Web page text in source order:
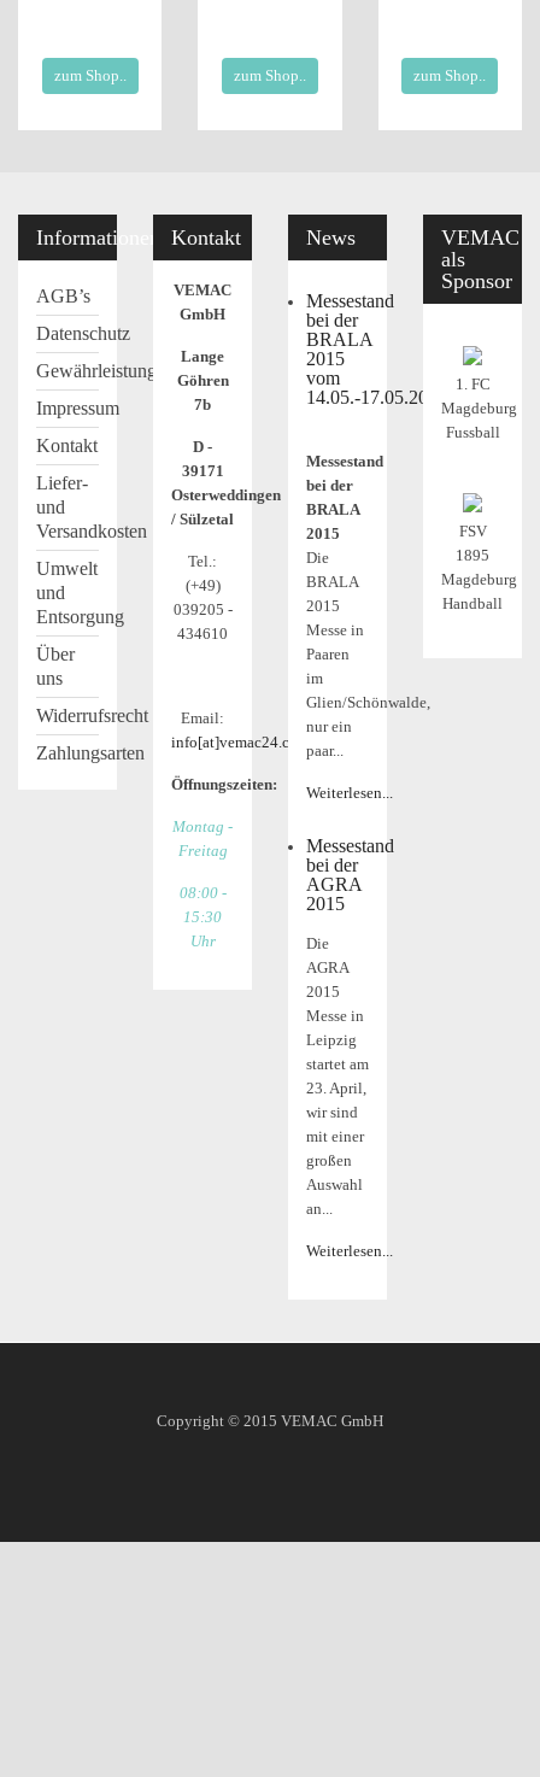
zum Shop.. zum Shop.. zum Shop..
Informationen
AGB’s
Datenschutz
Gewährleistung
Impressum
Kontakt
Liefer-
und
Versandkosten
Umwelt
und
Entsorgung
Über
uns
Widerrufsrecht
Zahlungsarten
Kontakt
VEMAC
GmbH
Lange
Göhren
7b
D -
39171
Osterweddingen
/ Sülzetal
Tel.:
(+49)
039205 -
434610
Email:
info[at]vemac24.com
Öffnungszeiten:
Montag -
Freitag
08:00 -
15:30
Uhr
News
Messestand
bei der
BRALA
2015
vom
14.05.-17.05.2015
Messestand
bei der
BRALA
2015
Die
BRALA
2015
Messe in
Paaren
im
Glien/Schönwalde,
nur ein
paar...
Weiterlesen...
Messestand
bei der
AGRA
2015
Die
AGRA
2015
Messe in
Leipzig
startet am
23. April,
wir sind
mit einer
großen
Auswahl
an...
Weiterlesen...
VEMAC
als
Sponsor
1. FC
Magdeburg
Fussball
FSV
1895
Magdeburg
Handball
Copyright © 2015 VEMAC GmbH